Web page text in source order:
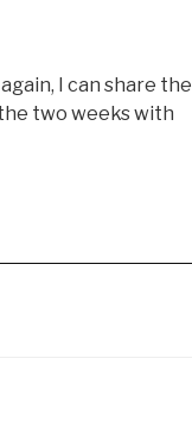
I can share the
two weeks with